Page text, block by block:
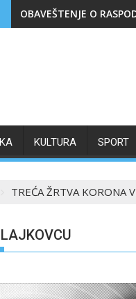
OBAVEŠTENJE O
KULTURA SPORT
TREĆA ŽRTVA KORONA